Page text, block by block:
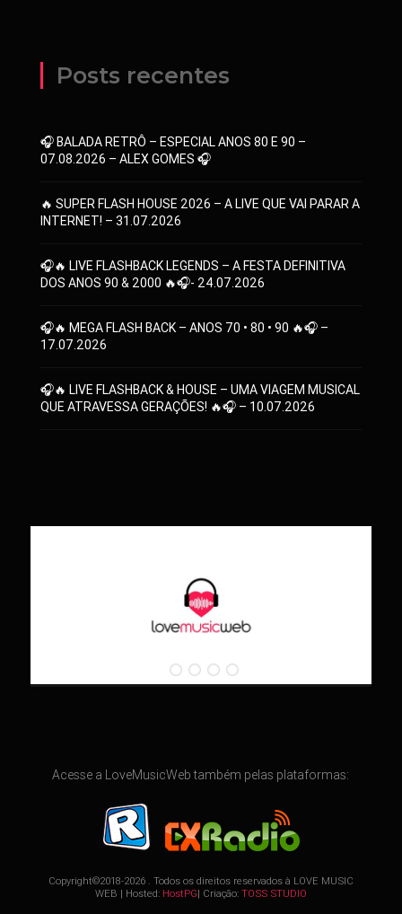
Posts recentes
🎧 BALADA RETRÔ – ESPECIAL ANOS 80 E 90 –
07.08.2026 – ALEX GOMES 🎧
🔥 SUPER FLASH HOUSE 2026 – A LIVE QUE VAI PARAR A
INTERNET! – 31.07.2026
🎧🔥 LIVE FLASHBACK LEGENDS – A FESTA DEFINITIVA
DOS ANOS 90 & 2000 🔥🎧- 24.07.2026
🎧🔥 MEGA FLASH BACK – ANOS 70 • 80 • 90 🔥🎧 –
17.07.2026
🎧🔥 LIVE FLASHBACK & HOUSE – UMA VIAGEM MUSICAL
QUE ATRAVESSA GERAÇÕES! 🔥🎧 – 10.07.2026
Acesse a LoveMusicWeb também pelas plataformas:
Copyright©2018-2026 . Todos os direitos reservados à LOVE MUSIC
WEB | Hosted: HostPG| Criação: TOSS STUDIO